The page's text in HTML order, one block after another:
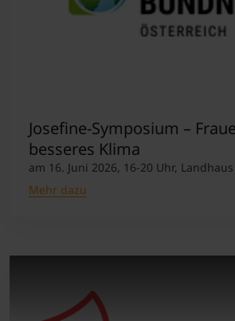
Josefine-Symposium –
besseres Klima
am 16. Juni 2026, 16-20 Uhr,
Mehr dazu